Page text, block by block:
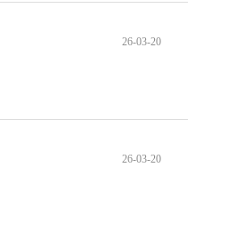
26-03-20
26-03-20